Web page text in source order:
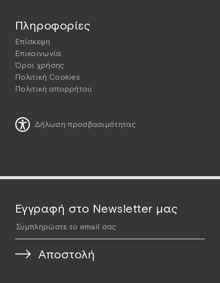
Πληροφορίες
Επίσκεψη
Επικοινωνία
Όροι χρήσης
Πολιτική Cookies
Πολιτική απορρήτου
Δήλωση προσβασιμότητας
Εγγραφή στο Newsletter μας